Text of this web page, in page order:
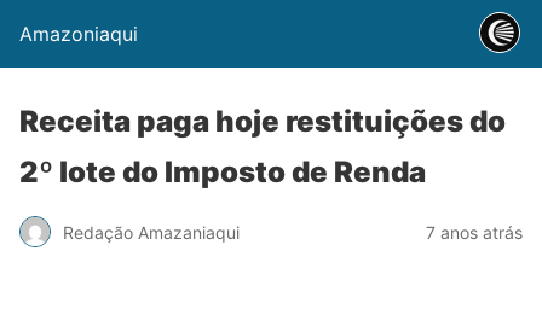
Amazoniaqui
Receita paga hoje restituições do
2º lote do Imposto de Renda
Redação Amazaniaqui 7 anos atrás